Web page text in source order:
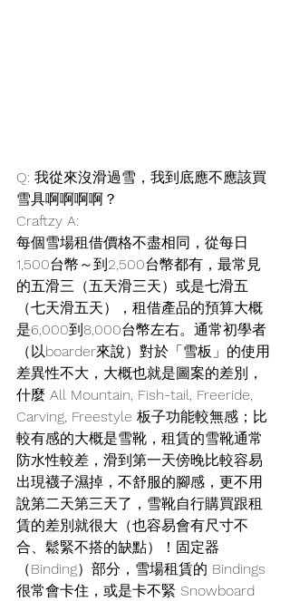
Q: 我從來沒滑過雪，我到底應不應該買
雪具啊啊啊啊？
Craftzy A:
每個雪場租借價格不盡相同，從每日
1,500台幣～到2,500台幣都有，最常見
的五滑三（五天滑三天）或是七滑五
（七天滑五天），租借產品的預算大概
是6,000到8,000台幣左右。通常初學者
（以boarder來說）對於「雪板」的使用
差異性不大，大概也就是圖案的差別，
什麼 All Mountain, Fish-tail, Freeride,
Carving, Freestyle 板子功能較無感；比
較有感的大概是雪靴，租賃的雪靴通常
防水性較差，滑到第一天傍晚比較容易
出現襪子濕掉，不舒服的腳感，更不用
說第二天第三天了，雪靴自行購買跟租
賃的差別就很大（也容易會有尺寸不
合、鬆緊不搭的缺點）！固定器
（Binding）部分，雪場租賃的 Bindings
很常會卡住，或是卡不緊 Snowboard